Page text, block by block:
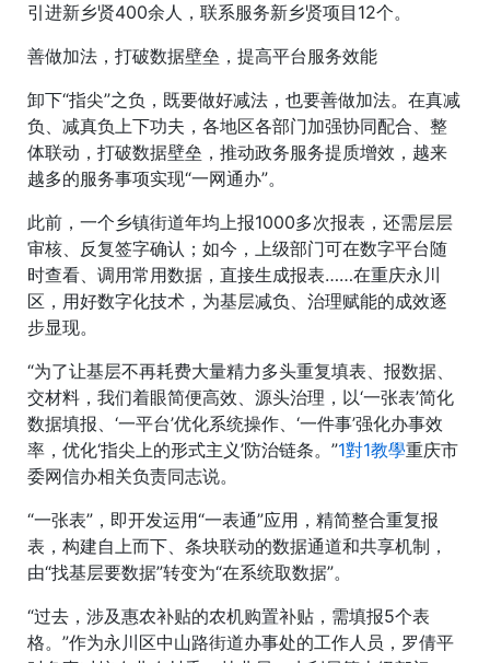
引进新乡贤400余人，联系服务新乡贤项目12个。
善做加法，打破数据壁垒，提高平台服务效能
卸下“指尖”之负，既要做好减法，也要善做加法。在真减
负、减真负上下功夫，各地区各部门加强协同配合、整
体联动，打破数据壁垒，推动政务服务提质增效，越来
越多的服务事项实现“一网通办”。
此前，一个乡镇街道年均上报1000多次报表，还需层层
审核、反复签字确认；如今，上级部门可在数字平台随
时查看、调用常用数据，直接生成报表……在重庆永川
区，用好数字化技术，为基层减负、治理赋能的成效逐
步显现。
“为了让基层不再耗费大量精力多头重复填表、报数据、
交材料，我们着眼简便高效、源头治理，以‘一张表’简化
数据填报、‘一平台’优化系统操作、‘一件事’强化办事效
率，优化‘指尖上的形式主义’防治链条。”1對1教學重庆市
委网信办相关负责同志说。
“一张表”，即开发运用“一表通”应用，精简整合重复报
表，构建自上而下、条块联动的数据通道和共享机制，
由“找基层要数据”转变为“在系统取数据”。
“过去，涉及惠农补贴的农机购置补贴，需填报5个表
格。”作为永川区中山路街道办事处的工作人员，罗倩平